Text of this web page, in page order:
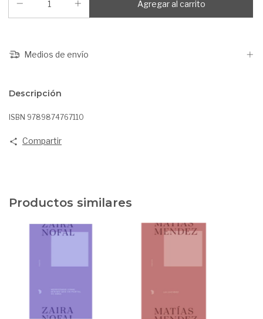
Medios de envío
Descripción
ISBN 9789874767110
Compartir
Productos similares